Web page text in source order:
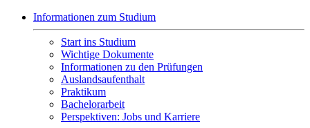
Informationen zum Studium
Start ins Studium
Wichtige Dokumente
Informationen zu den Prüfungen
Auslandsaufenthalt
Praktikum
Bachelorarbeit
Perspektiven: Jobs und Karriere